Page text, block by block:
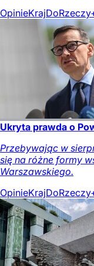
OpinieKraj
Ukryta prawda o
Przebywając w
się na różne formy
Warszawskiego.
OpinieKraj